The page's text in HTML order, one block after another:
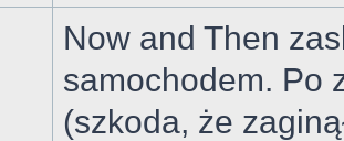
Now and Then
samochodem. Po
(szkoda, że